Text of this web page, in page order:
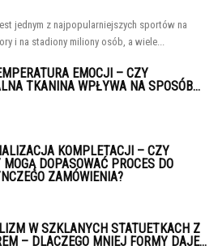
jednym z najpopularniejszych sportów na
i na stadiony miliony osób, a wiele...
EMOCJI – CZY
TKANINA WPŁYWA NA SPOSÓB...
KOMPLETACJI – CZY
MOGĄ DOPASOWAĆ PROCES DO
ZAMÓWIENIA?
W SZKLANYCH STATUETKACH Z
– DLACZEGO MNIEJ FORMY DAJE...